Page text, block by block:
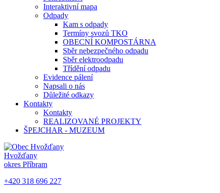
Interaktivní mapa
Odpady
Kam s odpady
Termíny svozů TKO
OBECNÍ KOMPOSTÁRNA
Sběr nebezpečného odpadu
Sběr elektroodpadu
Třídění odpadu
Evidence pálení
Napsali o nás
Důležité odkazy
Kontakty
Kontakty
REALIZOVANÉ PROJEKTY
ŠPEJCHAR - MUZEUM
Hvožďany
okres Příbram
+420 318 696 227